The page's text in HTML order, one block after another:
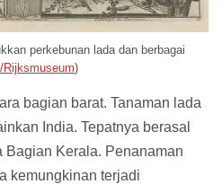
perkebunan lada dan berbagai
)
bagian barat. Tanaman lada
India. Tepatnya berasal
Bagian Kerala. Penanaman
kemungkinan terjadi